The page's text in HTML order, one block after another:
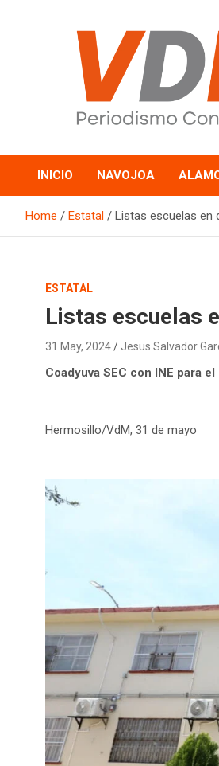
INICIO NAVOJOA
Home Estatal Listas escuelas en
ESTATAL
Listas escuelas
31 May, 2024 Jesus Salvador
Coadyuva SEC con INE para
Hermosillo/VdM, 31 de mayo